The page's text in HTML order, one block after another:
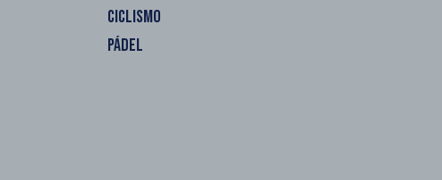
CICLISMO
PÁDEL